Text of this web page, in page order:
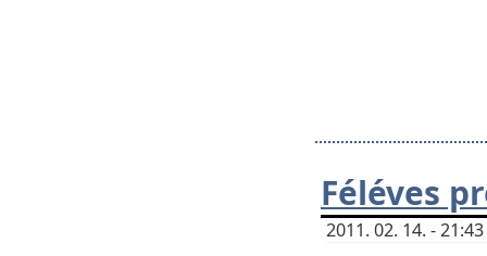
Féléves
2011. 02. 14. -